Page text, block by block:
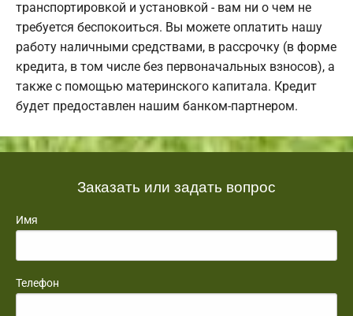
транспортировкой и установкой - вам ни о чем не
требуется беспокоиться. Вы можете оплатить нашу
работу наличными средствами, в рассрочку (в форме
кредита, в том числе без первоначальных взносов), а
также с помощью материнского капитала. Кредит
будет предоставлен нашим банком-партнером.
Заказать или задать вопрос
Имя
Телефон